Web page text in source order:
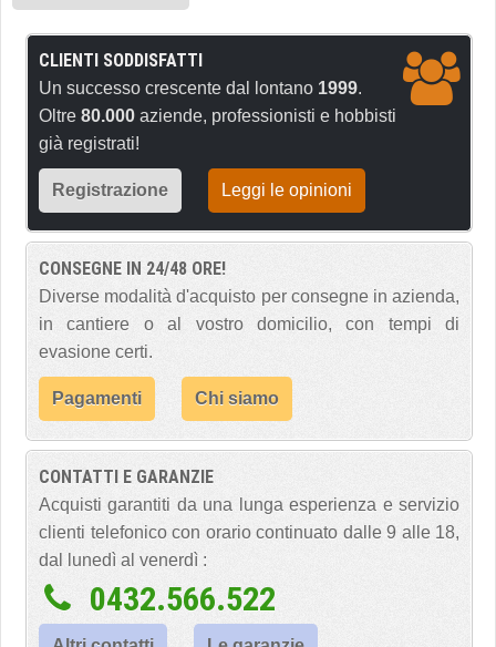
CLIENTI SODDISFATTI
Un successo crescente dal lontano 1999.
Oltre 80.000 aziende, professionisti e hobbisti
già registrati!
Registrazione Leggi le opinioni
CONSEGNE IN 24/48 ORE!
Diverse modalità d'acquisto per consegne in azienda,
in cantiere o al vostro domicilio, con tempi di
evasione certi.
Pagamenti Chi siamo
CONTATTI E GARANZIE
Acquisti garantiti da una lunga esperienza e servizio
clienti telefonico con orario continuato dalle 9 alle 18,
dal lunedì al venerdì :
0432.566.522